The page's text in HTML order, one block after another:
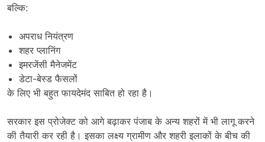
बल्कि:
अपराध नियंत्रण
शहर प्लानिंग
इमरजेंसी मैनेजमेंट
डेटा-बेस्ड फैसलों
के लिए भी बहुत फायदेमंद साबित हो रहा है।
सरकार इस प्रोजेक्ट को आगे बढ़ाकर पंजाब के अन्य शहरों में भी लागू करने
की तैयारी कर रही है। इसका लक्ष्य ग्रामीण और शहरी इलाकों के बीच की